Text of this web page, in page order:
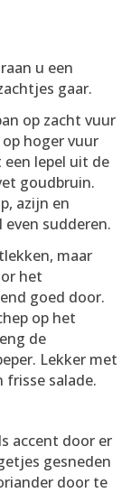
u een
gaar.
op zacht vuur
hoger vuur
een lepel uit de
goudbruin.
azijn en
sudderen.
maar
het
goed door.
op het
de
Lekker met
salade.
accent door er
gesneden
door te